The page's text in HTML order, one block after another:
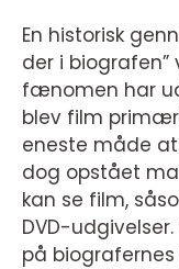
En historisk
der i biografen”
fænomen har
blev film
eneste måde
dog opstået
kan se film,
DVD-
på